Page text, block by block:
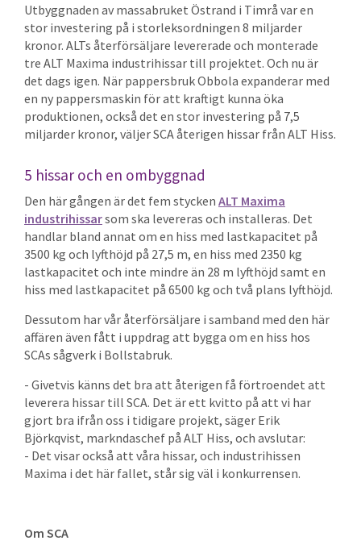
Utbyggnaden av massabruket Östrand i Timrå var en
stor investering på i storleksordningen 8 miljarder
kronor. ALTs återförsäljare levererade och monterade
tre ALT Maxima industrihissar till projektet. Och nu är
det dags igen. När pappersbruk Obbola expanderar med
en ny pappersmaskin för att kraftigt kunna öka
produktionen, också det en stor investering på 7,5
miljarder kronor, väljer SCA återigen hissar från ALT Hiss.
5 hissar och en ombyggnad
Den här gången är det fem stycken ALT Maxima
industrihissarsom ska levereras och installeras. Det
handlar bland annat om en hiss med lastkapacitet på
3500 kg och lyfthöjd på 27,5 m, en hiss med 2350 kg
lastkapacitet och inte mindre än 28 m lyfthöjd samt en
hiss med lastkapacitet på 6500 kg och två plans lyfthöjd.
Dessutom har vår återförsäljare i samband med den här
affären även fått i uppdrag att bygga om en hiss hos
SCAs sågverk i Bollstabruk.
- Givetvis känns det bra att återigen få förtroendet att
leverera hissar till SCA. Det är ett kvitto på att vi har
gjort bra ifrån oss i tidigare projekt, säger Erik
Björkqvist, markndaschef på ALT Hiss, och avslutar:
- Det visar också att våra hissar, och industrihissen
Maxima i det här fallet, står sig väl i konkurrensen.
Om SCA